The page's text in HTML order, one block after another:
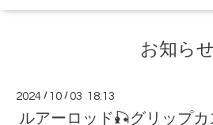
お知らせ
2024 / 10 /03 18:13
ルアーロッド🎣グリップカ